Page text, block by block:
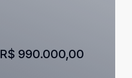
R$ 990.000,00